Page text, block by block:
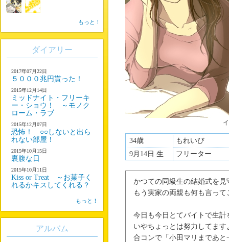
34歳
もれいび
9月14日 生
フリーター
かつての同級生の結婚式を
もう実家の両親も何も言っ
今日も今日とてバイトで生
いやちょっとは努力してます
合コンで「小田マリまであ
もっと！
ダイアリー
2017年07月22日
５０００兆円貰った！
2015年12月14日
ミッドナイト・フリーキ
ー・ショウ！ ～モノク
ローム・ラブ
2015年12月07日
恐怖！ ○○しないと出ら
れない部屋！
2015年10月15日
裏腹な日
2015年10月11日
Kiss or Treat ～お菓子く
れるかキスしてくれる？
もっと！
アルバム